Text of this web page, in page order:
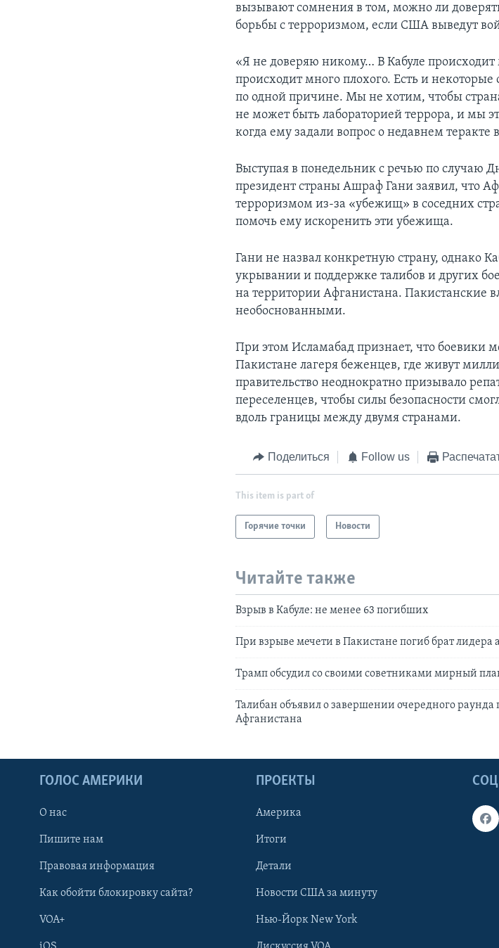
вызывают сомнения в том, можно ли
борьбы с терроризмом, если США выведут
«Я не доверяю никому… В Кабуле происходит
происходит много плохого. Есть и
по одной причине. Мы не хотим, чтобы
не может быть лабораторией террора, и мы
когда ему задали вопрос о недавнем теракте
Выступая в понедельник с речью по случаю
президент страны Ашраф Гани заявил, что
терроризмом из-за «убежищ» в соседних
помочь ему искоренить эти убежища.
Гани не назвал конкретную страну, однако
укрывании и поддержке талибов и других
на территории Афганистана. Пакистанские
необоснованными.
При этом Исламабад признает, что боевики
Пакистане лагеря беженцев, где живут
правительство неоднократно призывало
переселенцев, чтобы силы безопасности
вдоль границы между двумя странами.
Поделиться Follow us
This item is part of
Горячие точки Новости
Читайте также
Взрыв в Кабуле: не менее 63 погибших
При взрыве мечети в Пакистане погиб брат лидера
Трамп обсудил со своими советниками мирный
Талибан объявил о завершении очередного
Афганистана
ГОЛОС АМЕРИКИ
О нас
Пишите нам
Правовая информация
Как обойти блокировку сайта?
VOA+
ПРОЕКТЫ
Америка
Итоги
Детали
Новости США за минуту
Нью-Йорк New York